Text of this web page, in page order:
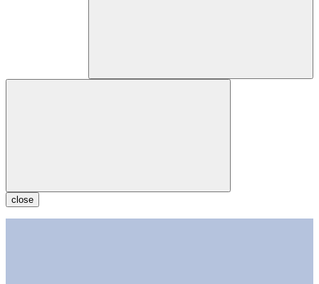
close